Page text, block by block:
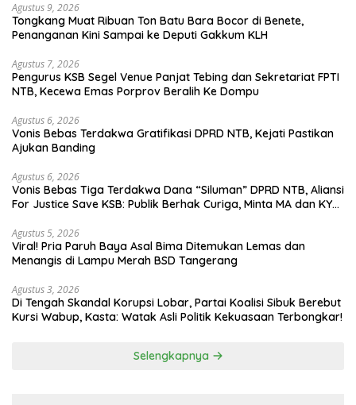
Agustus 9, 2026
Tongkang Muat Ribuan Ton Batu Bara Bocor di Benete,
Penanganan Kini Sampai ke Deputi Gakkum KLH
Agustus 7, 2026
Pengurus KSB Segel Venue Panjat Tebing dan Sekretariat FPTI
NTB, Kecewa Emas Porprov Beralih Ke Dompu
Agustus 6, 2026
Vonis Bebas Terdakwa Gratifikasi DPRD NTB, Kejati Pastikan
Ajukan Banding
Agustus 6, 2026
Vonis Bebas Tiga Terdakwa Dana “Siluman” DPRD NTB, Aliansi
For Justice Save KSB: Publik Berhak Curiga, Minta MA dan KY
Agustus 5, 2026
Viral! Pria Paruh Baya Asal Bima Ditemukan Lemas dan
Menangis di Lampu Merah BSD Tangerang
Agustus 3, 2026
Di Tengah Skandal Korupsi Lobar, Partai Koalisi Sibuk Berebut
Kursi Wabup, Kasta: Watak Asli Politik Kekuasaan Terbongkar!
Selengkapnya